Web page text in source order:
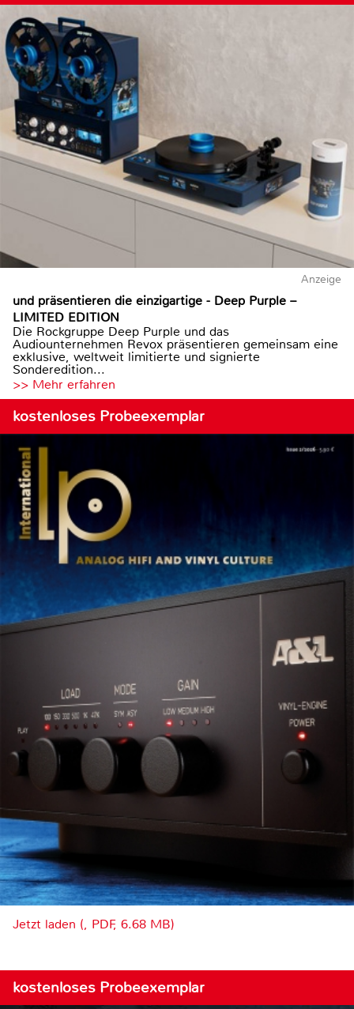
Anzeige
und präsentieren die einzigartige - Deep Purple –
LIMITED EDITION
Die Rockgruppe Deep Purple und das
Audiounternehmen Revox präsentieren gemeinsam eine
exklusive, weltweit limitierte und signierte
Sonderedition...
>> Mehr erfahren
kostenloses Probeexemplar
Jetzt laden (, PDF, 6.68 MB)
kostenloses Probeexemplar